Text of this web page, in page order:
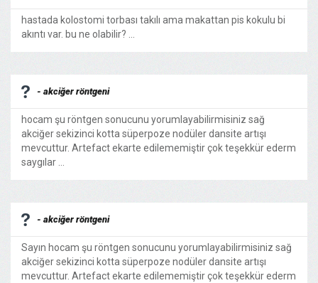
hastada kolostomi torbası takılı ama makattan pis kokulu bi
akıntı var. bu ne olabilir? ...
- akciğer röntgeni
hocam şu röntgen sonucunu yorumlayabilirmisiniz sağ
akciğer sekizinci kotta süperpoze nodüler dansite artışı
mevcuttur. Artefact ekarte edilememiştir çok teşekkür ederm
saygılar ...
- akciğer röntgeni
Sayın hocam şu röntgen sonucunu yorumlayabilirmisiniz sağ
akciğer sekizinci kotta süperpoze nodüler dansite artışı
mevcuttur. Artefact ekarte edilememiştir çok teşekkür ederm